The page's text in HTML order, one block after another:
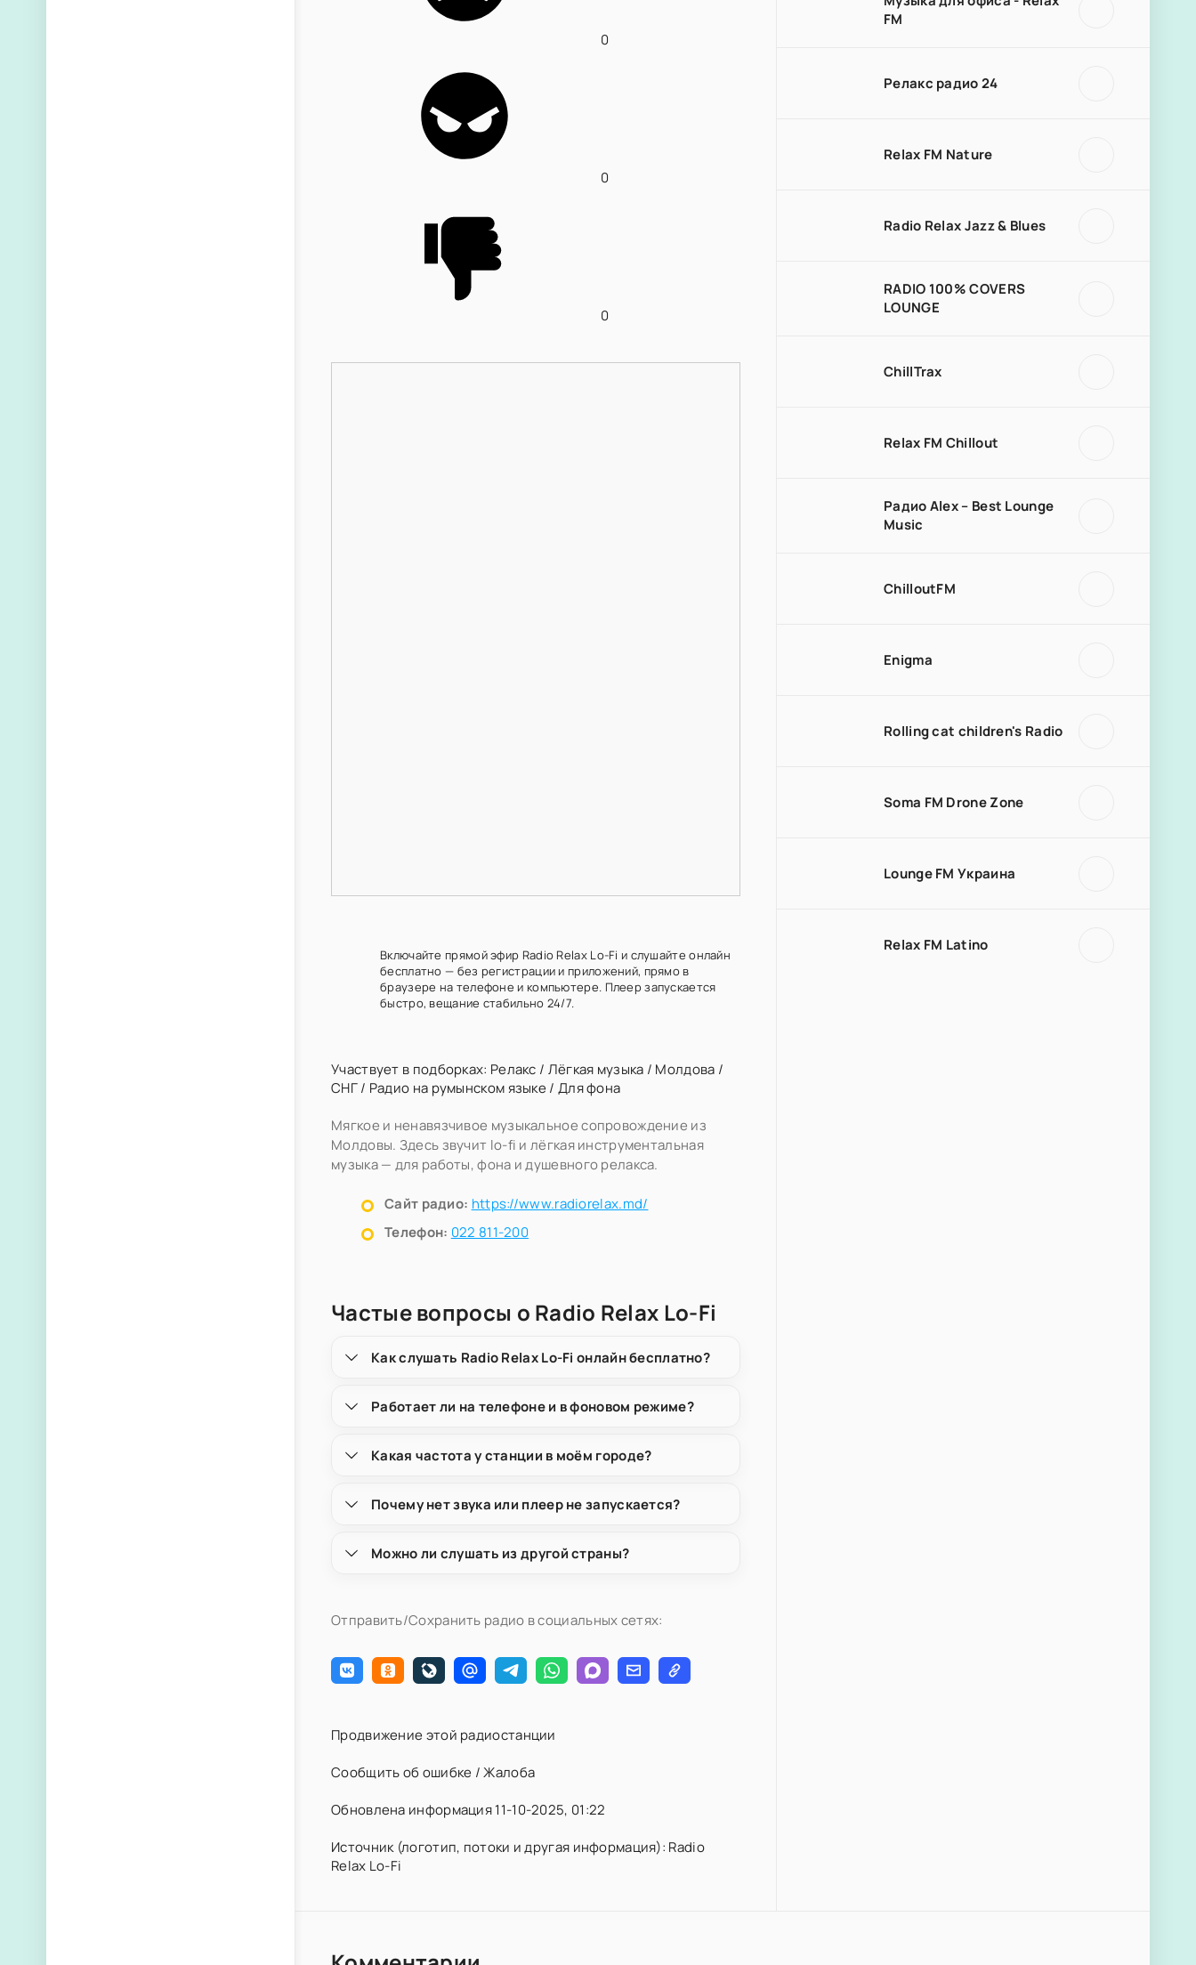
0
0
0
Включайте прямой эфир Radio Relax Lo-Fi и слушайте онлайн
бесплатно — без регистрации и приложений, прямо в
браузере на телефоне и компьютере. Плеер запускается
быстро, вещание стабильно 24/7.
Участвует в подборках: Релакс / Лёгкая музыка / Молдова /
СНГ/ Радио на румынском языке/ Для фона
Мягкое и ненавязчивое музыкальное сопровождение из
Молдовы. Здесь звучит lo-fi и лёгкая инструментальная
музыка — для работы, фона и душевного релакса.
Сайт радио: https://www.radiorelax.md/
Телефон: 022 811-200
Частые вопросы о Radio Relax Lo-Fi
Как слушать Radio Relax Lo-Fi онлайн бесплатно?
Работает ли на телефоне и в фоновом режиме?
Какая частота у станции в моём городе?
Почему нет звука или плеер не запускается?
Можно ли слушать из другой страны?
Отправить/Сохранить радио в социальных сетях:
Продвижение этой радиостанции
Сообщить об ошибке / Жалоба
Обновлена информация 11-10-2025, 01:22
Источник (логотип, потоки и другая информация): Radio
Relax Lo-Fi
FM
Релакс радио 24
Relax FM Nature
Radio Relax Jazz & Blues
RADIO 100% COVERS
LOUNGE
ChillTrax
Relax FM Chillout
Радио Alex – Best Lounge
Music
ChilloutFM
Enigma
Rolling cat children's Radio
Soma FM Drone Zone
Lounge FM Украина
Relax FM Latino